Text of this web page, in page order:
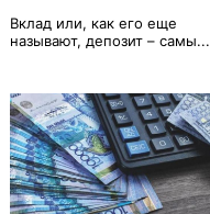
Вклад или, как его еще
называют, депозит – самы...